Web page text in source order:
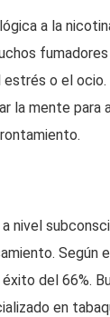
a la
estrés o el
la mente para
nivel
Según
del 66%.
en